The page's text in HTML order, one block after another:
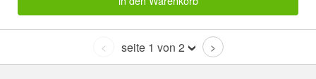
< seite 1 von 2 >